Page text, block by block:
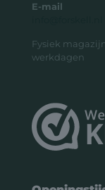
E-mail
Fysiek
werkdagen